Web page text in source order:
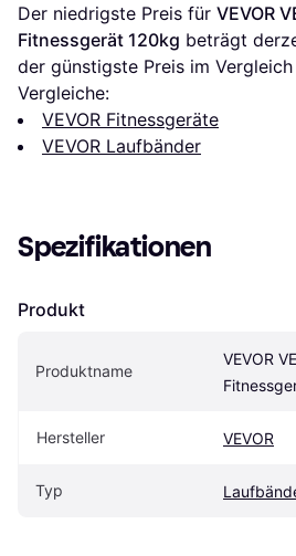
Der niedrigste Preis für VEVOR
Fitnessgerät 120kg beträgt
der günstigste Preis im Vergleich
Vergleiche:
VEVOR Fitnessgeräte
VEVOR Laufbänder
Spezifikationen
Produkt
Produktname
VEVOR
Hersteller VEVOR
Typ